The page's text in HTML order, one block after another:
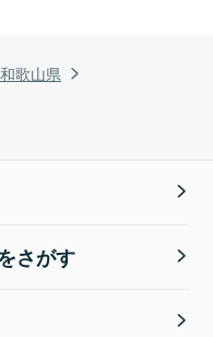
和歌山県
さがす